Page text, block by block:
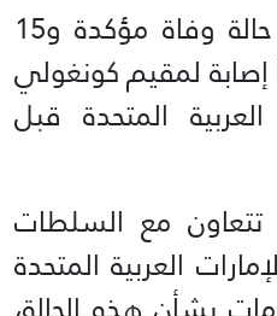
وفي أوغندا، سُجلت حالة وفاة مؤكدة و15
إصابة لمقيم كونغولي
المتحدة قبل
تتعاون مع السلطات
العربية المتحدة